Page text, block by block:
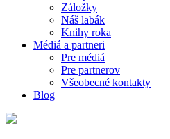
Záložky
Náš labák
Knihy roka
Médiá a partneri
Pre médiá
Pre partnerov
Všeobecné kontakty
Blog